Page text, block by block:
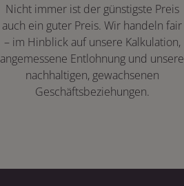
Nicht immer ist der günstigste Preis
auch ein guter Preis. Wir handeln fair
– im Hinblick auf unsere Kalkulation,
angemessene Entlohnung und unsere
nachhaltigen, gewachsenen
Geschäftsbeziehungen.